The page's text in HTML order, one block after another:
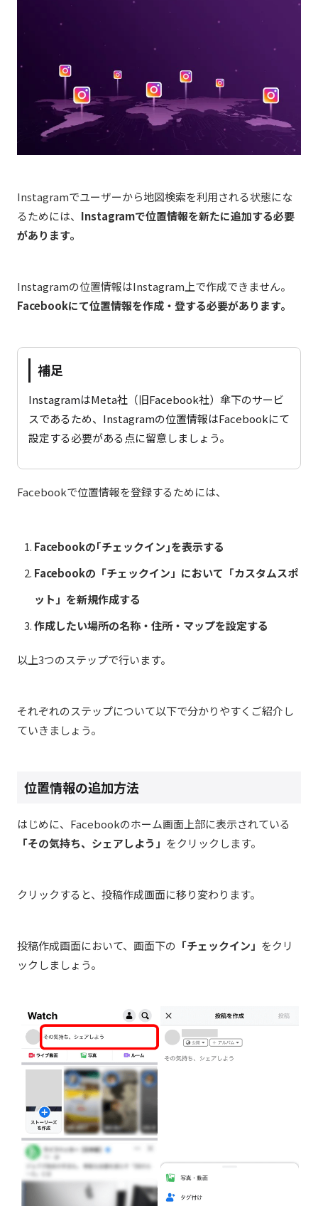
Instagramでユーザーから地図検索を利用される状態にな
るためには、 Instagramで位置情報を新たに追加する必要
があります。
Instagramの位置情報はInstagram上で作成できません。
Facebookにて位置情報を作成・登する必要があります。
補足
InstagramはMeta社（旧Facebook社）傘下のサービ
スであるため、Instagramの位置情報はFacebookにて
設定する必要がある点に留意しましょう。
Facebookで位置情報を登録するためには、
Facebookの｢チェックイン｣を表示する
Facebookの「チェックイン」において「カスタムスポ
ット」を新規作成する
作成したい場所の名称・住所・マップを設定する
以上3つのステップで行います。
それぞれのステップについて以下で分かりやすくご紹介し
ていきましょう。
位置情報の追加方法
はじめに、Facebookのホーム画面上部に表示されている
「その気持ち、シェアしよう」 をクリックします。
クリックすると、投稿作成画面に移り変わります。
投稿作成画面において、画面下の 「チェックイン」 をクリ
ックしましょう。